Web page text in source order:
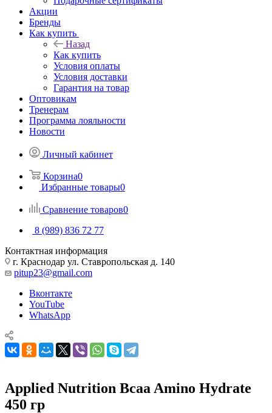
Акции
Бренды
Как купить
Назад
Как купить
Условия оплаты
Условия доставки
Гарантия на товар
Оптовикам
Тренерам
Программа лояльности
Новости
Личный кабинет
Корзина0
Избранные товары0
Сравнение товаров0
8 (989) 836 72 77
Контактная информация
г. Краснодар ул. Ставропольская д. 140
pitup23@gmail.com
Вконтакте
YouTube
WhatsApp
Applied Nutrition Bcaa Amino Hydrate
450 гр